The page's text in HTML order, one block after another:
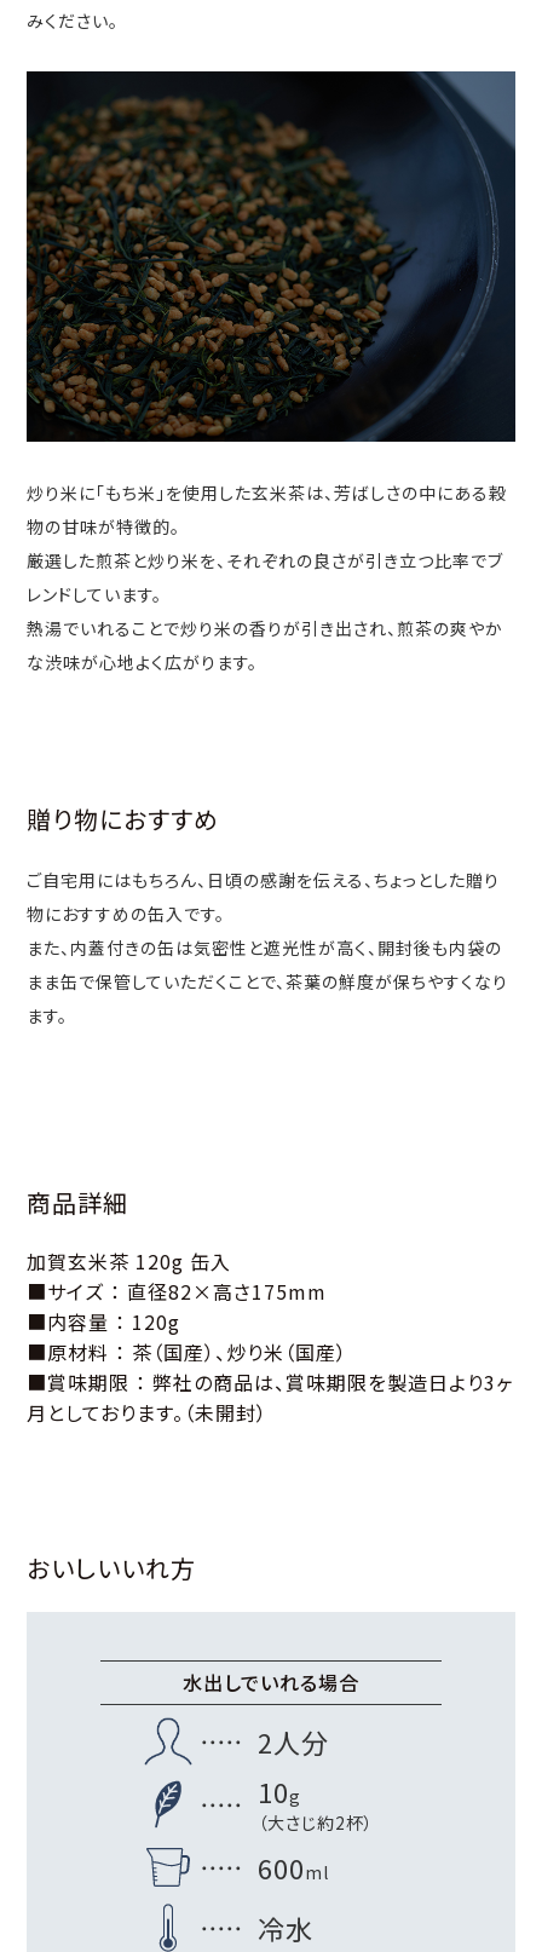
みください。
炒り米に「もち米」を使用した玄米茶は、芳ばしさの中にある穀
物の甘味が特徴的。
厳選した煎茶と炒り米を、それぞれの良さが引き立つ比率でブ
レンドしています。
熱湯でいれることで炒り米の香りが引き出され、煎茶の爽やか
な渋味が心地よく広がります。
贈り物におすすめ
ご自宅用にはもちろん、日頃の感謝を伝える、ちょっとした贈り
物におすすめの缶入です。
また、内蓋付きの缶は気密性と遮光性が高く、開封後も内袋の
まま缶で保管していただくことで、茶葉の鮮度が保ちやすくなり
ます。
商品詳細
加賀玄米茶 120g 缶入
■サイズ ： 直径82×高さ175mm
■内容量 ： 120g
■原材料 ： 茶（国産）、炒り米（国産）
■賞味期限 ： 弊社の商品は、賞味期限を製造日より3ヶ
月としております。（未開封）
おいしいいれ方
水出しでいれる場合
2人分
10g
（大さじ約2杯）
600ml
冷水